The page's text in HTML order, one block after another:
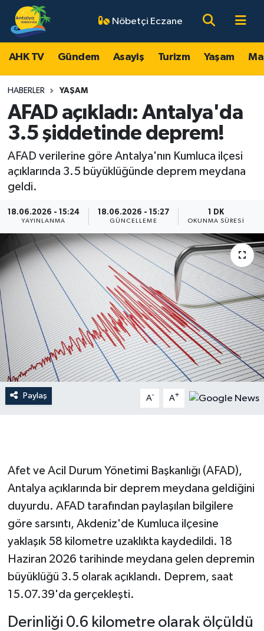
Nöbetçi Eczane
AHK TV Gündem Asayiş Turizm Yaşam
HABERLER YAŞAM
AFAD açıkladı: Antalya'da
3.5 şiddetinde deprem!
AFAD verilerine göre Antalya'nın Kumluca ilçesi
açıklarında 3.5 büyüklüğünde deprem meydana
geldi.
18.06.2026 - 15:24
YAYINLANMA
18.06.2026 - 15:27
GÜNCELLEME
1 DK
OKUNMA SÜRESI
Paylaş A- A+
Afet ve Acil Durum Yönetimi Başkanlığı (AFAD),
Antalya açıklarında bir deprem meydana geldiğini
duyurdu. AFAD tarafından paylaşılan bilgilere
göre sarsıntı, Akdeniz'de Kumluca ilçesine
yaklaşık 58 kilometre uzaklıkta kaydedildi. 18
Haziran 2026 tarihinde meydana gelen depremin
büyüklüğü 3.5 olarak açıklandı. Deprem, saat
15.07.39'da gerçekleşti.
Derinliği 0.6 kilometre olarak ölçüldü
AHK TV
Gündem
Asayiş
Turizm
Yaşam
Ekonomi
Spor
Dünya
Resmi Reklamlar
Antalya Nöbetçi Eczaneler
Antalya Hava Durumu
Antalya Namaz Vakitleri
Antalya Trafik Yoğunluk Haritası
Süper Lig Puan Durumu ve Fikstür
Son Dakika Haberleri
Haber Arşivi